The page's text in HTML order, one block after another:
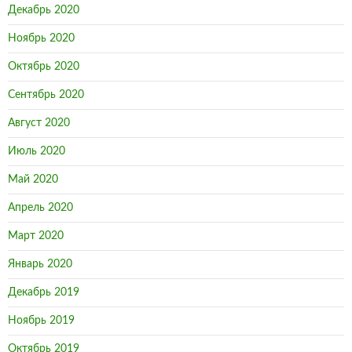
Декабрь 2020
Ноябрь 2020
Октябрь 2020
Сентябрь 2020
Август 2020
Июль 2020
Май 2020
Апрель 2020
Март 2020
Январь 2020
Декабрь 2019
Ноябрь 2019
Октябрь 2019